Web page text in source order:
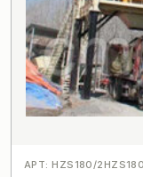
АРТ: HZS180/